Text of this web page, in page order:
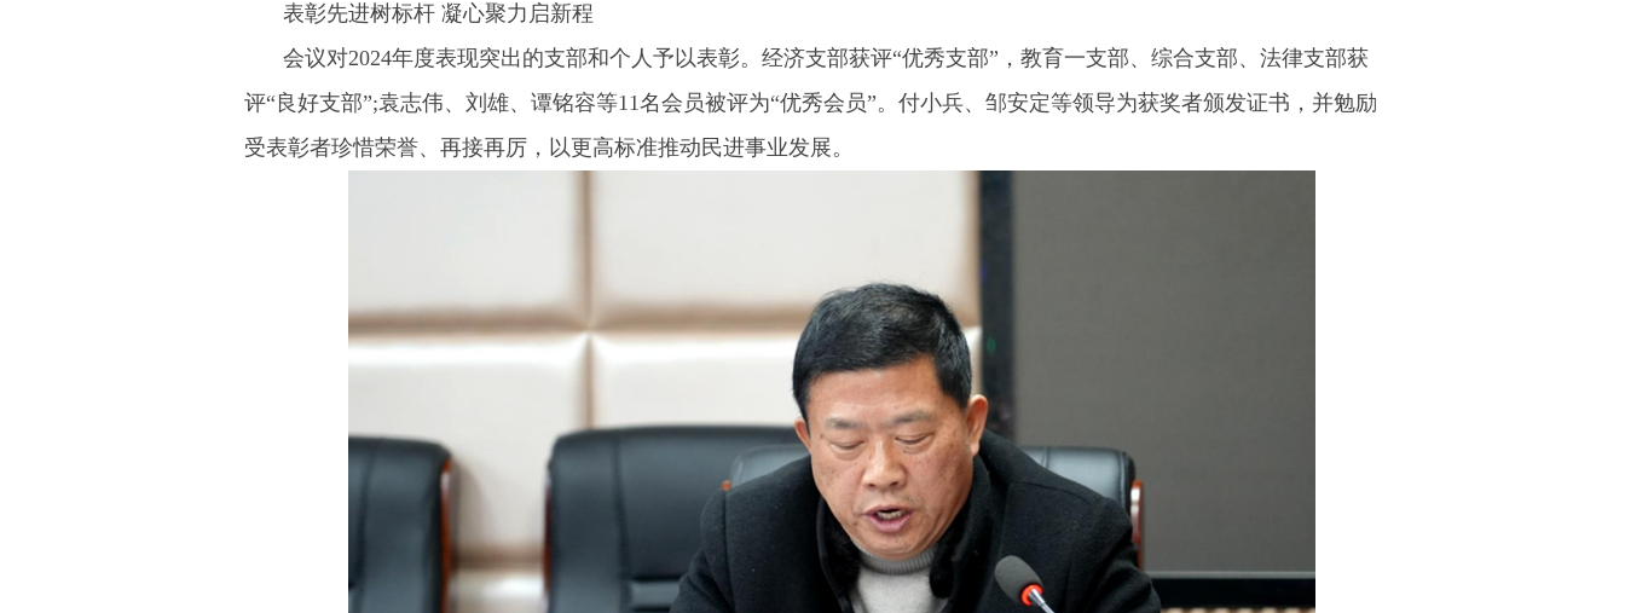
表彰先进树标杆 凝心聚力启新程‌
会议对2024年度表现突出的支部和个人予以表彰。经济支部获评“优秀支部”，教育一支部、综合支部、法律支部获
评“良好支部”;袁志伟、刘雄、谭铭容等11名会员被评为“优秀会员”。付小兵、邹安定等领导为获奖者颁发证书，并勉励
受表彰者珍惜荣誉、再接再厉，以更高标准推动民进事业发展。